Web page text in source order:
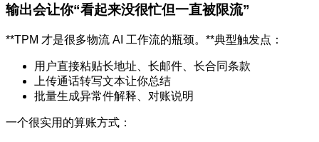
输出会让你“看起来没很忙但一直被限流”
**TPM 才是很多物流 AI 工作流的瓶颈。**典型触发点：
用户直接粘贴长地址、长邮件、长合同条款
上传通话转写文本让你总结
批量生成异常件解释、对账说明
一个很实用的算账方式：